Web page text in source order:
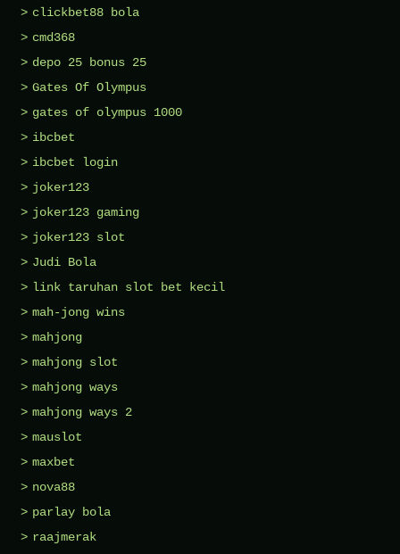
clickbet88 bola
cmd368
depo 25 bonus 25
Gates Of Olympus
gates of olympus 1000
ibcbet
ibcbet login
joker123
joker123 gaming
joker123 slot
Judi Bola
link taruhan slot bet kecil
mah-jong wins
mahjong
mahjong slot
mahjong ways
mahjong ways 2
mauslot
maxbet
nova88
parlay bola
raajmerak